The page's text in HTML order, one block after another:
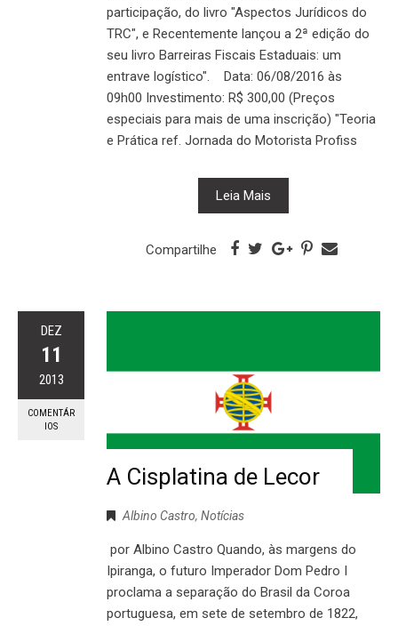
participação, do livro "Aspectos Jurídicos do
TRC", e Recentemente lançou a 2ª edição do
seu livro Barreiras Fiscais Estaduais: um
entrave logístico". Data: 06/08/2016 às
09h00 Investimento: R$ 300,00 (Preços
especiais para mais de uma inscrição) "Teoria
e Prática ref. Jornada do Motorista Profiss
Leia Mais
Compartilhe
DEZ
11
2013
COMENTÁR
IOS
A Cisplatina de Lecor
Albino Castro, Notícias
por Albino Castro Quando, às margens do
Ipiranga, o futuro Imperador Dom Pedro I
proclama a separação do Brasil da Coroa
portuguesa, em sete de setembro de 1822,